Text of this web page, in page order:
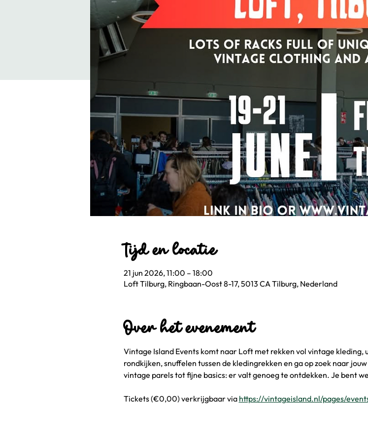
Tijd en locatie
21 jun 2026, 11:00 – 18:00
Loft Tilburg, Ringbaan-Oost 8-17, 5013 CA Tilburg, Nederland
Over het evenement
Vintage Island Events komt naar Loft met rekken vol vintage
rondkijken, snuffelen tussen de kledingrekken en ga op zoek naar
vintage parels tot fijne basics: er valt genoeg te ontdekken. Je bent
Tickets (€0,00) verkrijgbaar via https://vintageisland.nl/pages/